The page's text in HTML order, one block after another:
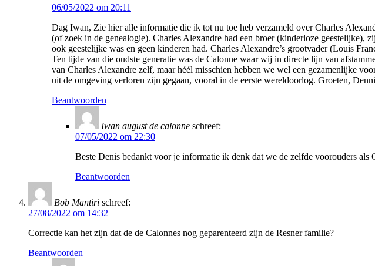
06/05/2022 om 20:11
Dag Iwan, Zie hier alle informatie die ik tot nu toe heb verzameld over Charles
(of zoek in de genealogie). Charles Alexandre had een broer (kinderloze geestelijke),
ook geestelijke was en geen kinderen had. Charles Alexandre’s grootvader (Louis
Ten tijde van die oudste generatie was de Calonne waar wij in directe lijn van
van Charles Alexandre zelf, maar héél misschien hebben we wel een gezamenlijke
uit de omgeving verloren zijn gegaan, vooral in de eerste wereldoorlog. Groeten,
Beantwoorden
Iwan august de calonne schreef:
07/05/2022 om 22:30
Beste Denis bedankt voor je informatie ik denk dat we de zelfde voorouders
Beantwoorden
Bob Mantiri schreef:
27/08/2022 om 14:32
Correctie kan het zijn dat de de Calonnes nog geparenteerd zijn de Resner familie?
Beantwoorden